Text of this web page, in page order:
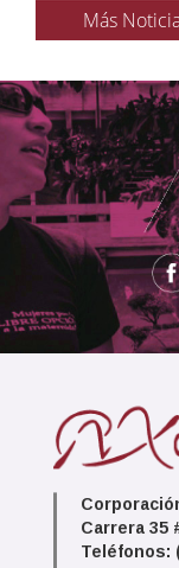
Más
Carrera 35
Teléfonos: